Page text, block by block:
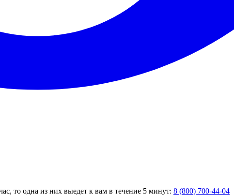
то одна из них выедет к вам в течение 5 минут: 8 (800) 700-44-04